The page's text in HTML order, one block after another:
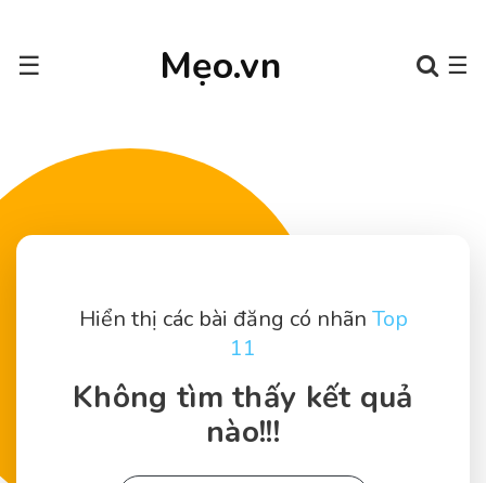
Mẹo.vn
☰ ☰
Hiển thị các bài đăng có nhãn Top
11
Không tìm thấy kết quả
nào!!!